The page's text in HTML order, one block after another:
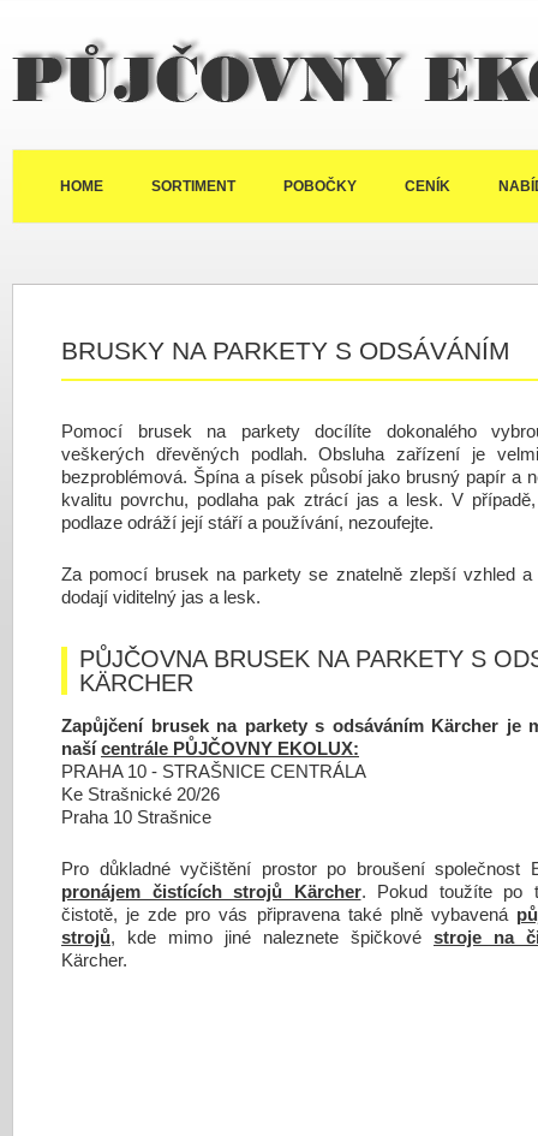
Půjčovny Ekolux
HOME SORTIMENT POBOČKY CENÍK
BRUSKY NA PARKETY S ODSÁVÁNÍM
Pomocí brusek na parkety docílíte dokonalého
veškerých dřevěných podlah. Obsluha zařízení je
bezproblémová. Špína a písek působí jako brusný papír a
kvalitu povrchu, podlaha pak ztrácí jas a lesk. V
podlaze odráží její stáří a používání, nezoufejte.
Za pomocí brusek na parkety se znatelně zlepší vzhled a
dodají viditelný jas a lesk.
PŮJČOVNA BRUSEK NA PARKETY S
KÄRCHER
Zapůjčení brusek na parkety s odsáváním Kärcher je
našícentrále PŮJČOVNY EKOLUX:
PRAHA 10 - STRAŠNICE CENTRÁLA
Ke Strašnické 20/26
Praha 10 Strašnice
Pro důkladné vyčištění prostor po broušení společnost
pronájem čistících strojů Kärcher. Pokud toužíte po
čistotě, je zde pro vás připravena také plně vybavená
strojů, kde mimo jiné naleznete špičkové stroje na
Kärcher.